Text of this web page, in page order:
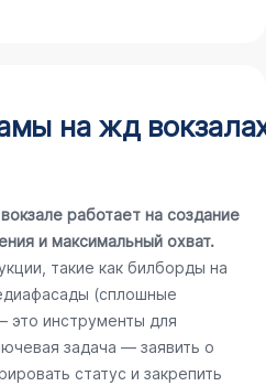
на жд
работает на создание
и максимальный охват.
такие как билборды на
(сплошные
это инструменты для
задача — заявить о
статус и закрепить